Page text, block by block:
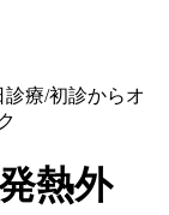
療/初診からオ
熱外